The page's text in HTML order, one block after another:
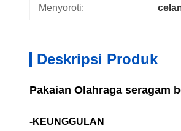
Menyoroti:
Deskripsi Produk
Pakaian Olahraga seragam
-KEUNGGULAN